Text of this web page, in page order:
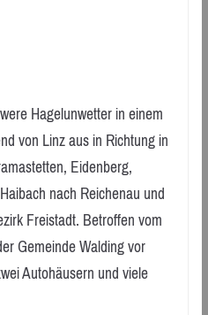
Hagelunwetter in einem
von Linz aus in Richtung in
Eidenberg,
nach Reichenau und
Freistadt. Betroffen vom
Gemeinde Walding vor
Autohäusern und viele